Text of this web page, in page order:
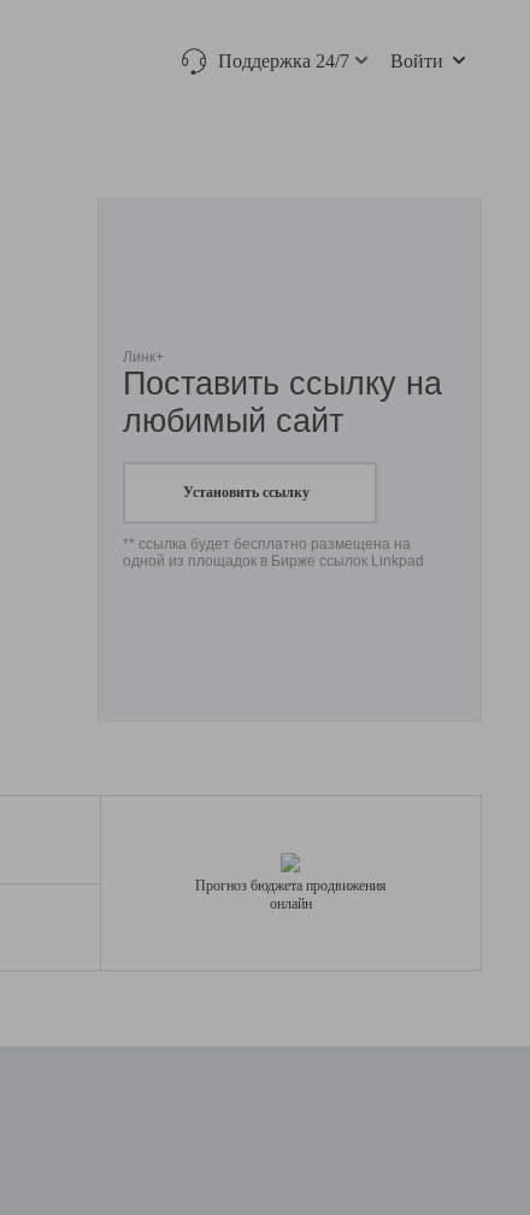
Поддержка 24/7 Войти
Линк+
Поставить ссылку на
любимый сайт
Установить ссылку
** ссылка будет бесплатно размещена на
одной из площадок в Бирже ссылок Linkpad
Прогноз бюджета продвижения
онлайн